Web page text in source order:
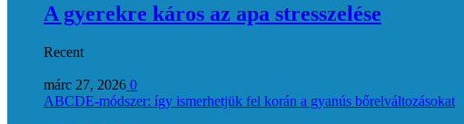
A gyerekre káros az apa stresszelése
Recent
márc 27, 2026 0
ABCDE‑módszer: így ismerhetjük fel korán a gyanús bőrelváltozásokat